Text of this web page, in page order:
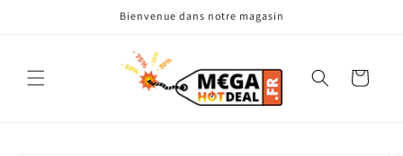
Bienvenue dans notre magasin
Panier